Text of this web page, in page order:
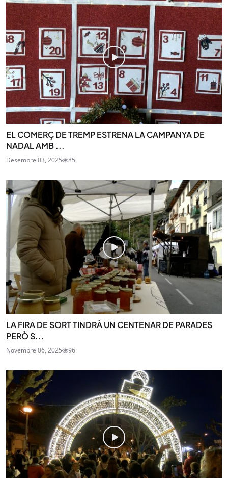
EL COMERÇ DE TREMP ESTRENA LA CAMPANYA DE
NADAL AMB ...
Desembre 03, 2025 85
LA FIRA DE SORT TINDRÀ UN CENTENAR DE PARADES
PERÒ S...
Novembre 06, 2025 96